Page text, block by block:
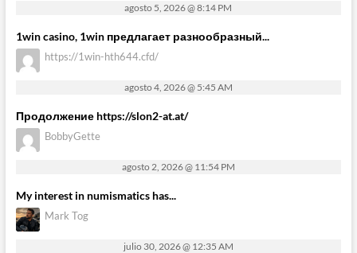
agosto 5, 2026 @ 8:14 PM
1win casino, 1win предлагает разнообразный...
https://1win-hth644.cfd/
agosto 4, 2026 @ 5:45 AM
Продолжение https://slon2-at.at/
BobbyGette
agosto 2, 2026 @ 11:54 PM
My interest in numismatics has...
Mark Tog
julio 30, 2026 @ 12:35 AM